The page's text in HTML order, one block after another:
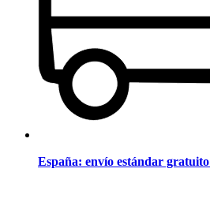
España: envío estándar gratuito